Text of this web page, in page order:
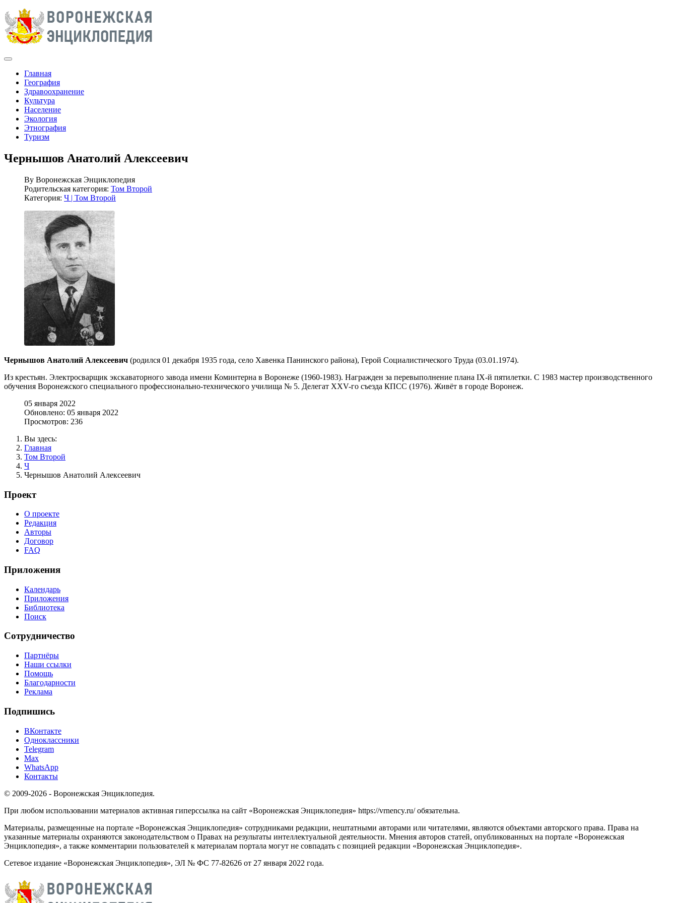
Главная
География
Здравоохранение
Культура
Население
Экология
Этнография
Туризм
Чернышов Анатолий Алексеевич
By Воронежская Энциклопедия
Родительская категория: Том Второй
Категория: Ч | Том Второй
Чернышов Анатолий Алексеевич (родился 01 декабря 1935 года, село Хавенка Панинского района), Герой Социалистического Труда (03.01.1974).
Из крестьян. Электросварщик экскаваторного завода имени Коминтерна в Воронеже (1960-1983). Награжден за перевыполнение плана IX-й пятилетки. С 1983 мастер производственного
обучения Воронежского специального профессионально-технического училища № 5. Делегат XXV-го съезда КПСС (1976). Живёт в городе Воронеж.
05 января 2022
Обновлено: 05 января 2022
Просмотров: 236
Вы здесь:
Главная
Том Второй
Ч
Чернышов Анатолий Алексеевич
Проект
О проекте
Редакция
Авторы
Договор
FAQ
Приложения
Календарь
Приложения
Библиотека
Поиск
Сотрудничество
Партнёры
Наши ссылки
Помощь
Благодарности
Реклама
Подпишись
ВКонтакте
Одноклассники
Telegram
Max
WhatsApp
Контакты
© 2009-2026 - Воронежская Энциклопедия.
При любом использовании материалов активная гиперссылка на сайт «Воронежская Энциклопедия» https://vrnency.ru/ обязательна.
Материалы, размещенные на портале «Воронежская Энциклопедия» сотрудниками редакции, нештатными авторами или читателями, являются объектами авторского права. Права на
указанные материалы охраняются законодательством о Правах на результаты интеллектуальной деятельности. Мнения авторов статей, опубликованных на портале «Воронежская
Энциклопедия», а также комментарии пользователей к материалам портала могут не совпадать с позицией редакции «Воронежская Энциклопедия».
Сетевое издание «Воронежская Энциклопедия», ЭЛ № ФС 77-82626 от 27 января 2022 года.